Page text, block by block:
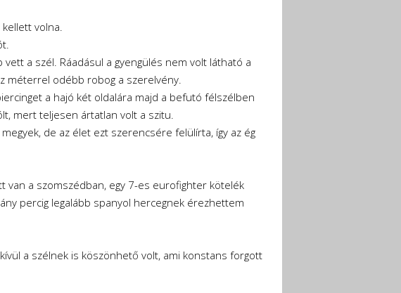
volna.
a szél. Ráadásul a gyengülés nem volt látható a
méterrel odébb robog a szerelvény.
a hajó két oldalára majd a befutó félszélben
mert teljesen ártatlan volt a szitu.
de az élet ezt szerencsére felülírta, így az ég
van a szomszédban, egy 7-es eurofighter kötelék
percig legalább spanyol hercegnek érezhettem
a szélnek is köszönhető volt, ami konstans forgott